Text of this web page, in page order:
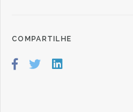
COMPARTILHE